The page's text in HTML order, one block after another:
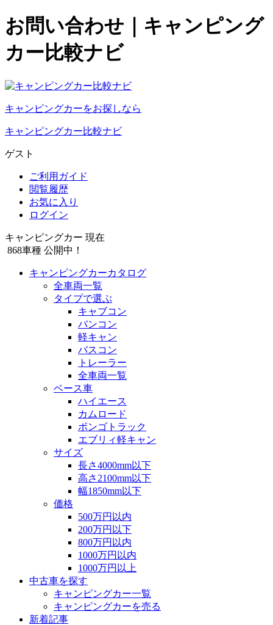
お問い合わせ｜キャンピング
カー比較ナビ
キャンピングカーをお探しなら
キャンピングカー比較ナビ
ゲスト
ご利用ガイド
閲覧履歴
お気に入り
ログイン
キャンピングカー 現在
868車種 公開中！
キャンピングカーカタログ
全車両一覧
タイプで選ぶ
キャブコン
バンコン
軽キャン
バスコン
トレーラー
全車両一覧
ベース車
ハイエース
カムロード
ボンゴトラック
エブリィ軽キャン
サイズ
長さ4000mm以下
高さ2100mm以下
幅1850mm以下
価格
500万円以内
200万円以下
800万円以内
1000万円以内
1000万円以上
中古車を探す
キャンピングカー一覧
キャンピングカーを売る
新着記事